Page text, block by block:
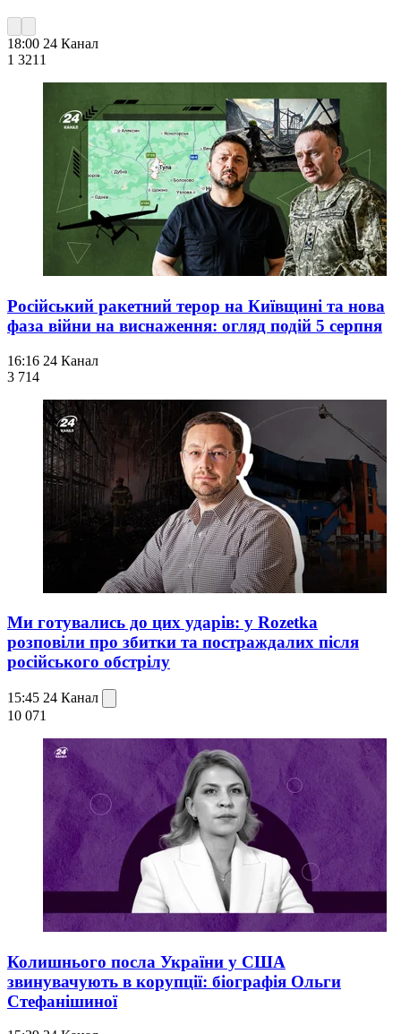
18:00 24 Канал
1 321 1
Російський ракетний терор на Київщині та нова
фаза війни на виснаження: огляд подій 5 серпня
16:16 24 Канал
3 714
Ми готувались до цих ударів: у Rozetka
розповіли про збитки та постраждалих після
російського обстрілу
15:45 24 Канал
10 071
Колишнього посла України у США
звинувачують в корупції: біографія Ольги
Стефанішиної